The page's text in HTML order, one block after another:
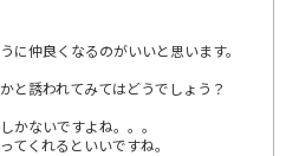
に仲良くなるのがいいと思います。
と誘われてみてはどうでしょう？
かないですよね。。。
てくれるといいですね。